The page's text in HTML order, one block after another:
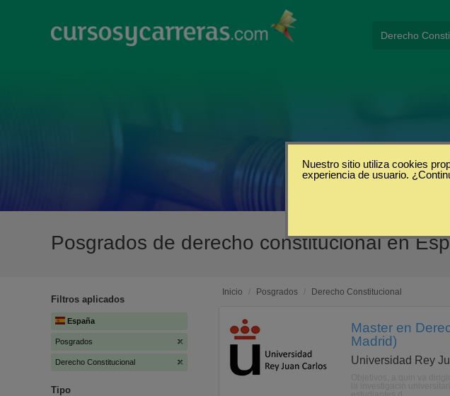
Posgrados de derecho constitucional en
Filtros aplicados
España
Posgrados
Derecho Constitucional
Tipo
Inicio / Posgrados / Derecho Constitucional
Master en
Madrid)
Universidad Rey
Nuestro sitio utiliza cookies
experiencia de usuario.